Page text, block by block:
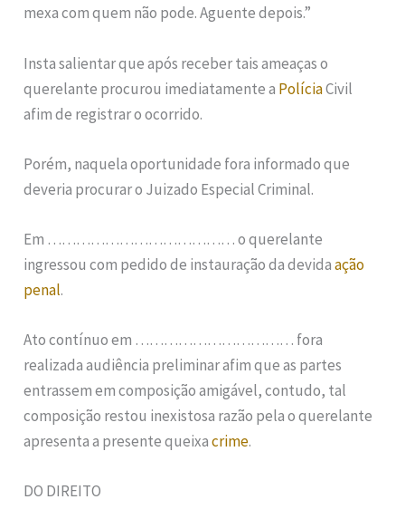
mexa com quem não pode. Aguente depois.”
Insta salientar que após receber tais ameaças o
querelante procurou imediatamente a PolíciaCivil
afim de registrar o ocorrido.
Porém, naquela oportunidade fora informado que
deveria procurar o Juizado Especial Criminal.
Em ………………………………… o querelante
ingressou com pedido de instauração da devidaação
penal.
Ato contínuo em …………………………… fora
realizada audiência preliminar afim que as partes
entrassem em composição amigável, contudo, tal
composição restou inexistosa razão pela o querelante
apresenta a presente queixacrime.
DO DIREITO